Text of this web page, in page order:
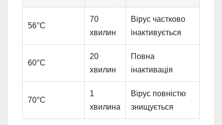
56°C
70
хвилин
Вірус частково
інактивується
60°C
20
хвилин
Повна
інактивація
70°C
1
хвилина
Вірус повністю
знищується